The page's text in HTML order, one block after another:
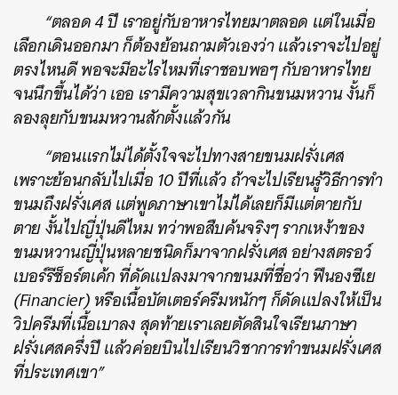
“ตลอด 4 ปี เราอยู่กับอาหารไทยมาตลอด แต่ในเมื่อ
เลือกเดินออกมา ก็ต้องย้อนถามตัวเองว่า แล้วเราจะไปอยู่
ตรงไหนดี พอจะมีอะไรไหมที่เราชอบพอๆ กับอาหารไทย
จนนึกขึ้นได้ว่า เออ เรามีความสุขเวลากินขนมหวาน งั้นก็
ลองลุยกับขนมหวานสักตั้งแล้วกัน
“ตอนแรกไม่ได้ตั้งใจจะไปทางสายขนมฝรั่งเศส
เพราะย้อนกลับไปเมื่อ 10 ปีที่แล้ว ถ้าจะไปเรียนรู้วิธีการทำ
ขนมถึงฝรั่งเศส แต่พูดภาษาเขาไม่ได้เลยก็มีแต่ตายกับ
ตาย งั้นไปญี่ปุ่นดีไหม ทว่าพอสืบค้นจริงๆ รากเหง้าของ
ขนมหวานญี่ปุ่นหลายชนิดก็มาจากฝรั่งเศส อย่างสตรอว์
เบอร์รีช็อร์ตเค้ก ที่ดัดแปลงมาจากขนมที่ชื่อว่า ฟีนองซีเย
(Financier) หรือเนื้อบัตเตอร์ครีมหนักๆ ก็ดัดแปลงให้เป็น
วิปครีมที่เนื้อเบาลง สุดท้ายเราเลยตัดสินใจเรียนภาษา
ฝรั่งเศสครึ่งปี แล้วค่อยบินไปเรียนวิชาการทำขนมฝรั่งเศส
ที่ประเทศเขา”